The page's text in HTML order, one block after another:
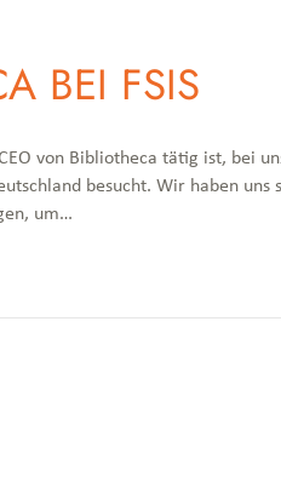
BEI FSIS
von Bibliotheca tätig ist, bei
besucht. Wir haben
um…